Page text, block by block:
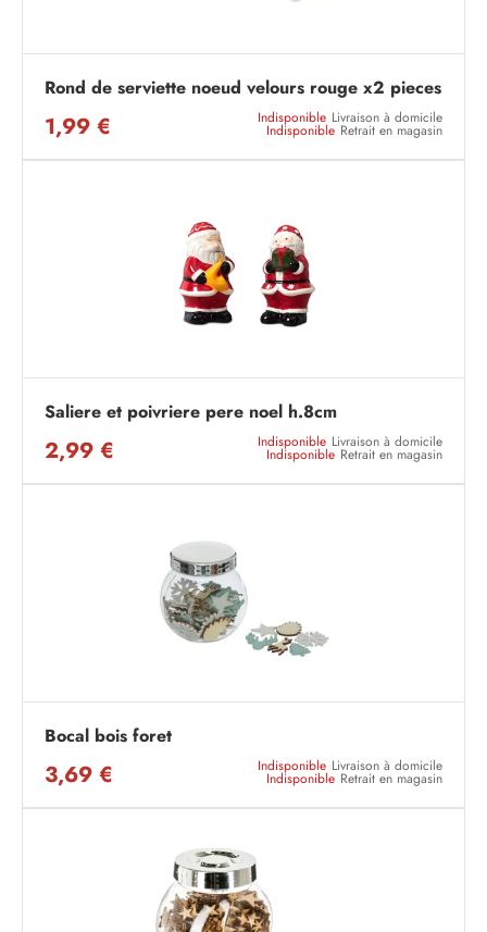
Rond de serviette noeud velours rouge x2 pieces
1,99 € Indisponible Livraison à domicile
Indisponible Retrait en magasin
Saliere et poivriere pere noel h.8cm
2,99 € Indisponible Livraison à domicile
Indisponible Retrait en magasin
Bocal bois foret
3,69 € Indisponible Livraison à domicile
Indisponible Retrait en magasin